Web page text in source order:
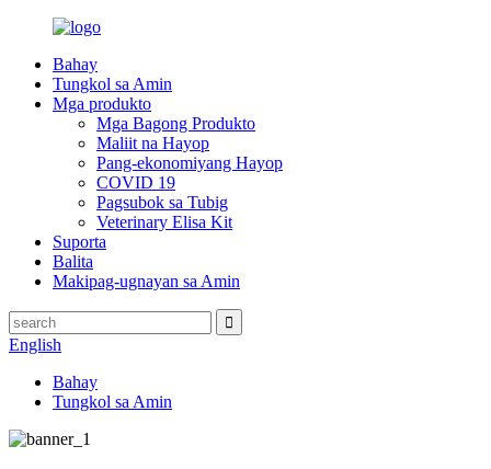
Bahay
Tungkol sa Amin
Mga produkto
Mga Bagong Produkto
Maliit na Hayop
Pang-ekonomiyang Hayop
COVID 19
Pagsubok sa Tubig
Veterinary Elisa Kit
Suporta
Balita
Makipag-ugnayan sa Amin
English
Bahay
Tungkol sa Amin